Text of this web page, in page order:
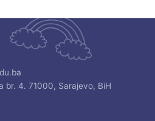
br. 4. 71000, Sarajevo, BiH